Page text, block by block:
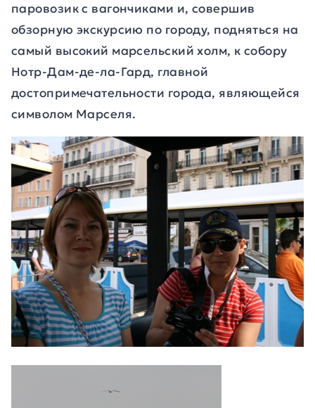
паровозик с вагончиками и, совершив
обзорную экскурсию по городу, подняться на
самый высокий марсельский холм, к собору
Нотр-Дам-де-ла-Гард, главной
достопримечательности города, являющейся
символом Марселя.